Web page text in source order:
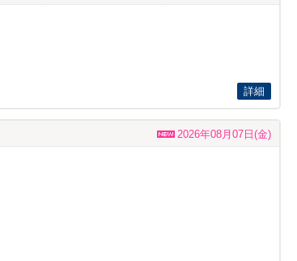
詳細
2026年08月07日(金)